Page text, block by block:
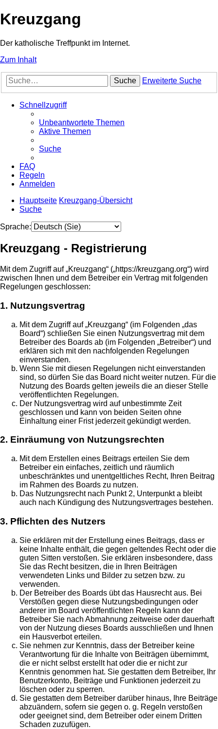
Kreuzgang
Der katholische Treffpunkt im Internet.
Zum Inhalt
Suche Erweiterte Suche
Schnellzugriff
Unbeantwortete Themen
Aktive Themen
Suche
FAQ
Regeln
Anmelden
Hauptseite Kreuzgang-Übersicht
Suche
Sprache:
Kreuzgang - Registrierung
Mit dem Zugriff auf „Kreuzgang“ („https://kreuzgang.org“) wird
zwischen Ihnen und dem Betreiber ein Vertrag mit folgenden
Regelungen geschlossen:
1. Nutzungsvertrag
Mit dem Zugriff auf „Kreuzgang“ (im Folgenden „das
Board“) schließen Sie einen Nutzungsvertrag mit dem
Betreiber des Boards ab (im Folgenden „Betreiber“) und
erklären sich mit den nachfolgenden Regelungen
einverstanden.
Wenn Sie mit diesen Regelungen nicht einverstanden
sind, so dürfen Sie das Board nicht weiter nutzen. Für die
Nutzung des Boards gelten jeweils die an dieser Stelle
veröffentlichten Regelungen.
Der Nutzungsvertrag wird auf unbestimmte Zeit
geschlossen und kann von beiden Seiten ohne
Einhaltung einer Frist jederzeit gekündigt werden.
2. Einräumung von Nutzungsrechten
Mit dem Erstellen eines Beitrags erteilen Sie dem
Betreiber ein einfaches, zeitlich und räumlich
unbeschränktes und unentgeltliches Recht, Ihren Beitrag
im Rahmen des Boards zu nutzen.
Das Nutzungsrecht nach Punkt 2, Unterpunkt a bleibt
auch nach Kündigung des Nutzungsvertrages bestehen.
3. Pflichten des Nutzers
Sie erklären mit der Erstellung eines Beitrags, dass er
keine Inhalte enthält, die gegen geltendes Recht oder die
guten Sitten verstoßen. Sie erklären insbesondere, dass
Sie das Recht besitzen, die in Ihren Beiträgen
verwendeten Links und Bilder zu setzen bzw. zu
verwenden.
Der Betreiber des Boards übt das Hausrecht aus. Bei
Verstößen gegen diese Nutzungsbedingungen oder
anderer im Board veröffentlichten Regeln kann der
Betreiber Sie nach Abmahnung zeitweise oder dauerhaft
von der Nutzung dieses Boards ausschließen und Ihnen
ein Hausverbot erteilen.
Sie nehmen zur Kenntnis, dass der Betreiber keine
Verantwortung für die Inhalte von Beiträgen übernimmt,
die er nicht selbst erstellt hat oder die er nicht zur
Kenntnis genommen hat. Sie gestatten dem Betreiber, Ihr
Benutzerkonto, Beiträge und Funktionen jederzeit zu
löschen oder zu sperren.
Sie gestatten dem Betreiber darüber hinaus, Ihre Beiträge
abzuändern, sofern sie gegen o. g. Regeln verstoßen
oder geeignet sind, dem Betreiber oder einem Dritten
Schaden zuzufügen.